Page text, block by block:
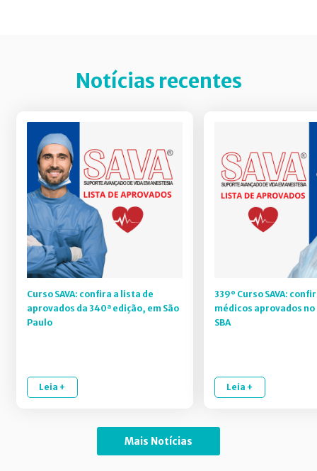
Notícias recentes
Curso SAVA: confira a lista de
aprovados da 340ª edição, em São
Paulo
Leia +
339º Curso SAVA:
médicos aprovados
SBA
Leia +
Mais Notícias